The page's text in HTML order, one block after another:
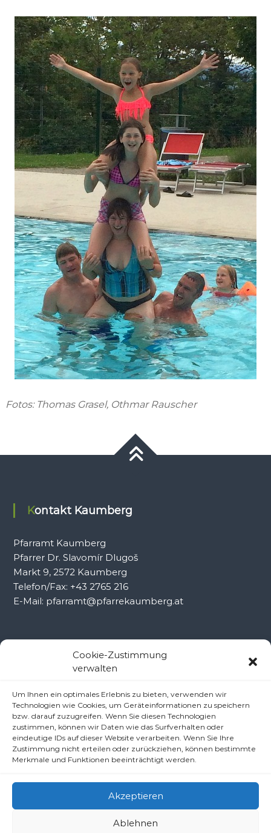
Cookie-Zustimmung
verwalten
Um Ihnen ein optimales Erlebnis zu bieten, verwenden wir
Technologien wie Cookies, um Geräteinformationen zu speichern
bzw. darauf zuzugreifen. Wenn Sie diesen Technologien
zustimmen, können wir Daten wie das Surfverhalten oder
eindeutige IDs auf dieser Website verarbeiten. Wenn Sie Ihre
Zustimmung nicht erteilen oder zurückziehen, können bestimmte
Merkmale und Funktionen beeinträchtigt werden.
Akzeptieren
Ablehnen
Fotos: Thomas Grasel, Othmar Rauscher
Kontakt Kaumberg
Pfarramt Kaumberg
Pfarrer Dr. Slavomír Dlugoš
Markt 9, 2572 Kaumberg
Telefon/Fax: +43 2765 216
E-Mail: pfarramt@pfarrekaumberg.at
Kontakt Ramsau
Pfarrer Dr. Slavomír Dlugoš
Oberdörfl 8, 3172 Ramsau
Telefon: +43 2764 8240
E-Mail: pfarre.ramsau@gmx.at
Pfarren unter derAraburg